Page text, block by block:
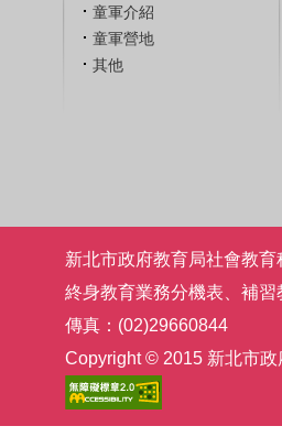
童軍介紹
童軍營地
其他
新北市政府教育局社會教
終身教育業務分機表
補習
傳真：(02)29660844
Copyright © 2015 新北市政